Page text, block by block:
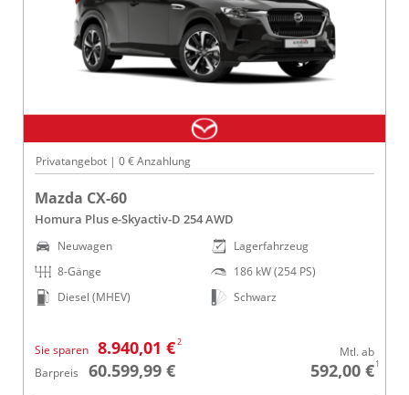
Privatangebot | 0 € Anzahlung
Mazda CX-60
Homura Plus e-Skyactiv-D 254 AWD
Neuwagen
8-Gänge
Diesel (MHEV)
Lagerfahrzeug
186 kW (254 PS)
Schwarz
Sie sparen 8.940,01 €2
Barpreis 60.599,99 €
Mtl. ab
592,00 €1